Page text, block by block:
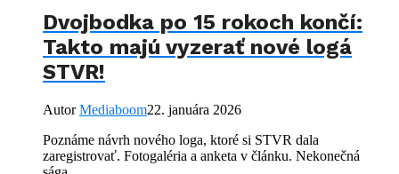
Dvojbodka po 15 rokoch končí:
Takto majú vyzerať nové logá
STVR!
AutorMediaboom22. januára 2026
Poznáme návrh nového loga, ktoré si STVR dala
zaregistrovať. Fotogaléria a anketa v článku. Nekonečná